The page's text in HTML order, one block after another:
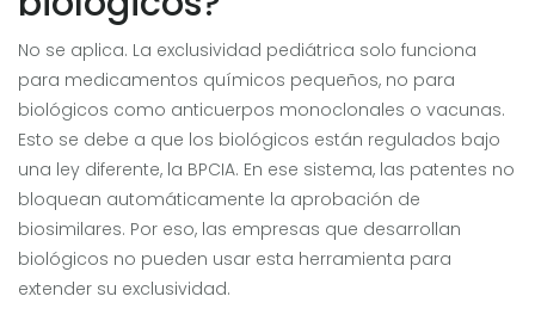
No se aplica. La exclusividad pediátrica solo funciona
para medicamentos químicos pequeños, no para
biológicos como anticuerpos monoclonales o vacunas.
Esto se debe a que los biológicos están regulados bajo
una ley diferente, la BPCIA. En ese sistema, las patentes no
bloquean automáticamente la aprobación de
biosimilares. Por eso, las empresas que desarrollan
biológicos no pueden usar esta herramienta para
extender su exclusividad.